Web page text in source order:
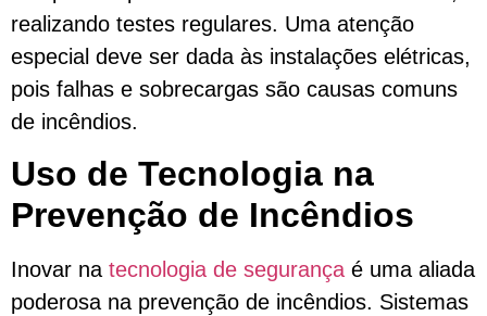
realizando testes regulares. Uma atenção
especial deve ser dada às instalações elétricas,
pois falhas e sobrecargas são causas comuns
de incêndios.
Uso de Tecnologia na
Prevenção de Incêndios
Inovar na tecnologia de segurança é uma aliada
poderosa na prevenção de incêndios. Sistemas